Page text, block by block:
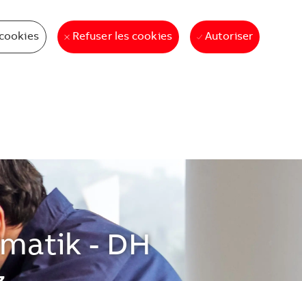
Refuser les cookies Autoriser
- DH